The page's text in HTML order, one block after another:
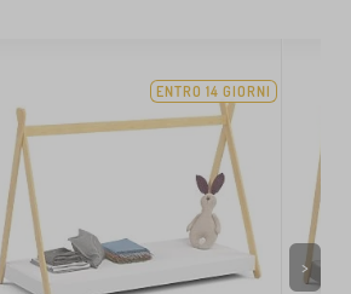
ENTRO 14 GIORNI
>